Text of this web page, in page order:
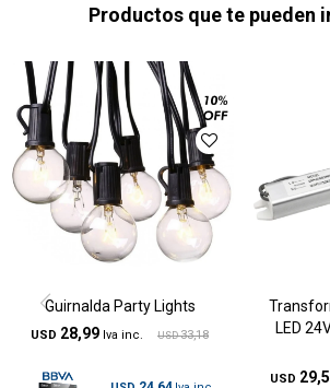
Productos que te pueden
Guirnalda Party Lights
USD 28,99 USD 33,18
LED
USD